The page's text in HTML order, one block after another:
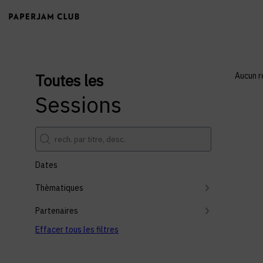
Toutes les
Sessions
Dates
Thèmatiques
Partenaires
Effacer tous les filtres
Aucun